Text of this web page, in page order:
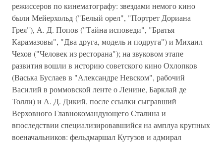
режиссеров по кинематографу: звездами немого кино
были Мейерхольд ("Белый орел", "Портрет Дориана
Грея"), А. Д. Попов ("Тайна исповеди", "Братья
Карамазовы", "Два друга, модель и подруга") и Михаил
Чехов ("Человек из ресторана"); на звуковом этапе
развития вошли в историю советского кино Охлопков
(Васька Буслаев в "Александре Невском", рабочий
Василий в роммовской ленте о Ленине, Барклай де
Толли) и А. Д. Дикий, после ссылки сыгравший
Верховного Главнокомандующего Сталина и
впоследствии специализировавшийся на амплуа крупных
военачальников: фельдмаршал Кутузов и адмирал